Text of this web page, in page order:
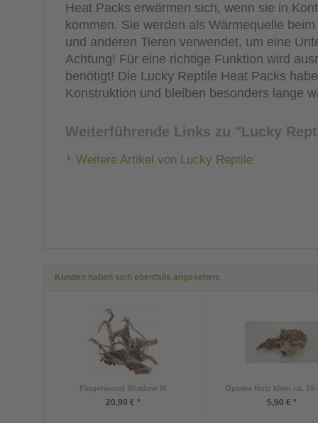
Heat Packs erwärmen sich, wenn sie in
kommen. Sie werden als Wärmequelle
und anderen Tieren verwendet, um eine
Achtung! Für eine richtige Funktion wird
benötigt! Die Lucky Reptile Heat Packs
Konstruktion und bleiben besonders lange
Weiterführende Links zu "Lucky
Weitere Artikel von Lucky Reptile
Kunden haben sich ebenfalls angesehen:
Fingerwood Shadow M
20,90 € *
Opuwa Holz klein ca.
5,90 € *